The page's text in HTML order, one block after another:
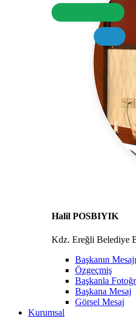
Halil POSBIYIK
Kdz. Ereğli Belediye
Başkanın Mesajı
Özgeçmiş
Başkanla
Başkana Mesaj
Görsel Mesaj
Kurumsal